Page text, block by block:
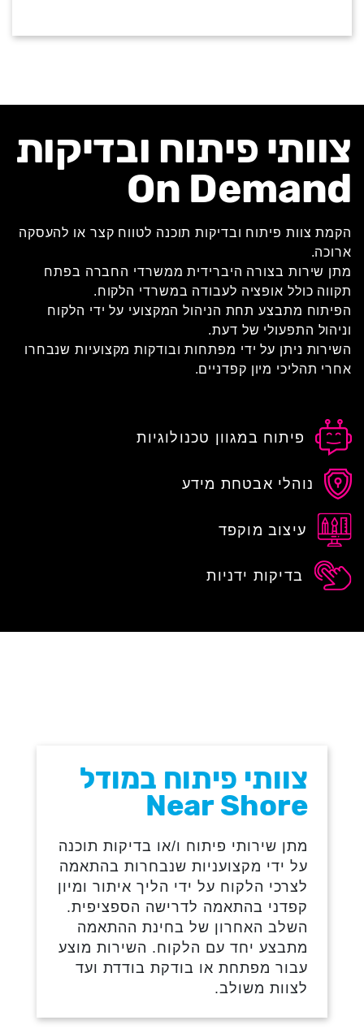
צוותי פיתוח ובדיקות
On Demand
הקמת צוות פיתוח ובדיקות תוכנה לטווח קצר או להעסקה
ארוכה.
מתן שירות בצורה היברידית ממשרדי החברה בפתח
תקווה כולל אופציה לעבודה במשרדי הלקוח.
הפיתוח מתבצע תחת הניהול המקצועי על ידי הלקוח
וניהול התפעולי של דעת.
השירות ניתן על ידי מפתחות ובודקות מקצועיות שנבחרו
אחרי תהליכי מיון קפדניים.
פיתוח במגוון טכנולוגיות
נוהלי אבטחת מידע
עיצוב מוקפד
בדיקות ידניות
צוותי פיתוח במודל
Near Shore
מתן שירותי פיתוח ו/או בדיקות תוכנה
על ידי מקצועניות שנבחרות בהתאמה
לצרכי הלקוח על ידי הליך איתור ומיון
קפדני בהתאמה לדרישה הספציפית.
השלב האחרון של בחינת ההתאמה
מתבצע יחד עם הלקוח. השירות מוצע
עבור מפתחת או בודקת בודדת ועד
לצוות משולב.